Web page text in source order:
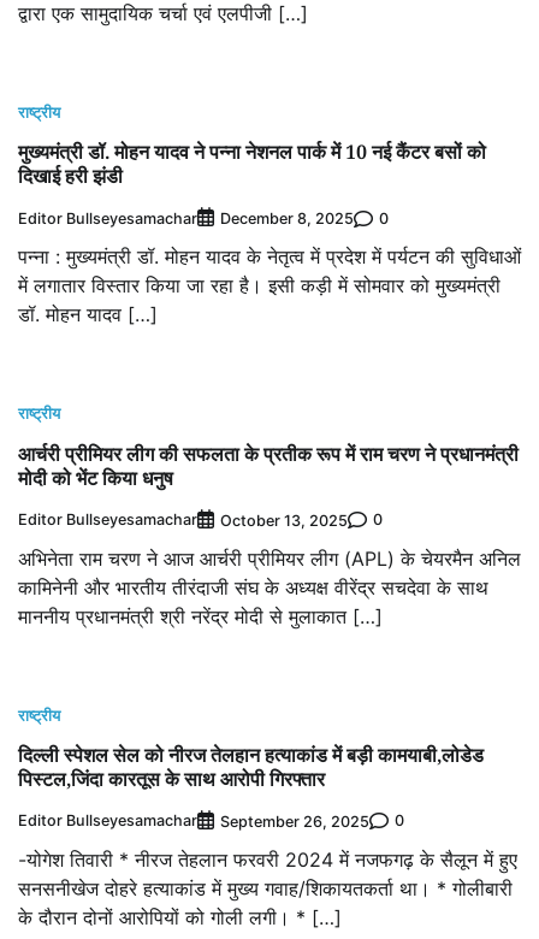
द्वारा एक सामुदायिक चर्चा एवं एलपीजी […]
राष्ट्रीय
मुख्यमंत्री डॉ. मोहन यादव ने पन्ना नेशनल पार्क में 10 नई कैंटर बसों को
दिखाई हरी झंडी
Editor Bullseyesamachar December 8, 2025 0
पन्ना : मुख्यमंत्री डॉ. मोहन यादव के नेतृत्व में प्रदेश में पर्यटन की सुविधाओं
में लगातार विस्तार किया जा रहा है। इसी कड़ी में सोमवार को मुख्यमंत्री
डॉ. मोहन यादव […]
राष्ट्रीय
आर्चरी प्रीमियर लीग की सफलता के प्रतीक रूप में राम चरण ने प्रधानमंत्री
मोदी को भेंट किया धनुष
Editor Bullseyesamachar October 13, 2025 0
अभिनेता राम चरण ने आज आर्चरी प्रीमियर लीग (APL) के चेयरमैन अनिल
कामिनेनी और भारतीय तीरंदाजी संघ के अध्यक्ष वीरेंद्र सचदेवा के साथ
माननीय प्रधानमंत्री श्री नरेंद्र मोदी से मुलाकात […]
राष्ट्रीय
दिल्ली स्पेशल सेल को नीरज तेलहान हत्याकांड में बड़ी कामयाबी,लोडेड
पिस्टल,जिंदा कारतूस के साथ आरोपी गिरफ्तार
Editor Bullseyesamachar September 26, 2025 0
-योगेश तिवारी * नीरज तेहलान फरवरी 2024 में नजफगढ़ के सैलून में हुए
सनसनीखेज दोहरे हत्याकांड में मुख्य गवाह/शिकायतकर्ता था। * गोलीबारी
के दौरान दोनों आरोपियों को गोली लगी। * […]